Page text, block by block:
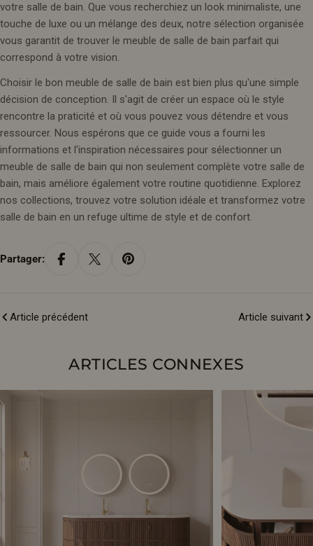
votre salle de bain. Que vous recherchiez un look minimaliste, une
touche de luxe ou un mélange des deux, notre sélection organisée
vous garantit de trouver le meuble de salle de bain parfait qui
correspond à votre vision.
Choisir le bon meuble de salle de bain est bien plus qu'une simple
décision de conception. Il s'agit de créer un espace où le style
rencontre la praticité et où vous pouvez vous détendre et vous
ressourcer. Nous espérons que ce guide vous a fourni les
informations et l'inspiration nécessaires pour sélectionner un
meuble de salle de bain qui non seulement complète votre salle de
bain, mais améliore également votre routine quotidienne. Explorez
nos collections, trouvez votre solution idéale et transformez votre
salle de bain en un refuge ultime de style et de confort.
Partager:
Article précédent Article suivant
ARTICLES CONNEXES